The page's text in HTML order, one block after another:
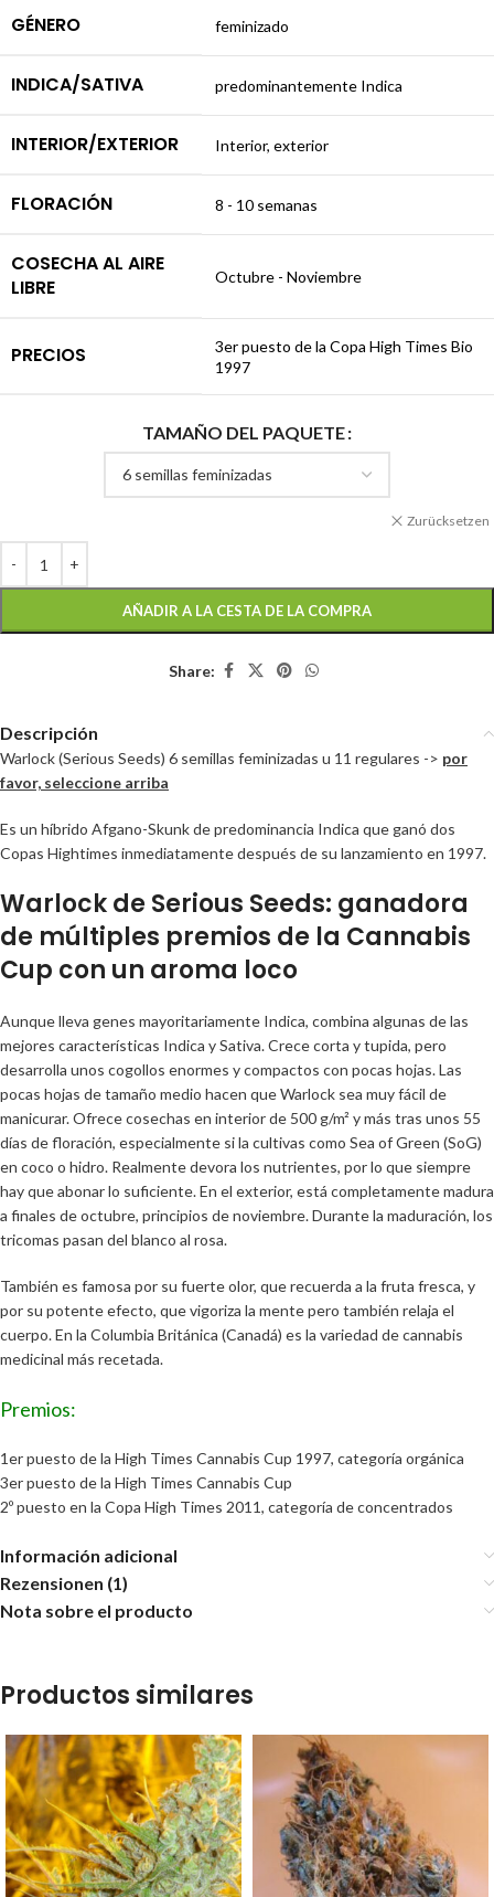
GÉNERO feminizado
INDICA/SATIVA predominantemente Indica
INTERIOR/EXTERIOR Interior, exterior
FLORACIÓN 8 - 10 semanas
COSECHA AL AIRE
LIBRE
Octubre - Noviembre
PRECIOS
3er puesto de la Copa High Times Bio
1997
TAMAÑO DEL PAQUETE
Zurücksetzen
AÑADIR A LA CESTA DE LA COMPRA
Share:
Descripción
Warlock (Serious Seeds) 6 semillas feminizadas u 11 regulares -> por
favor, seleccione arriba
Es un híbrido Afgano-Skunk de predominancia Indica que ganó dos
Copas Hightimes inmediatamente después de su lanzamiento en 1997.
Warlock de Serious Seeds: ganadora
de múltiples premios de la Cannabis
Cup con un aroma loco
Aunque lleva genes mayoritariamente Indica, combina algunas de las
mejores características Indica y Sativa. Crece corta y tupida, pero
desarrolla unos cogollos enormes y compactos con pocas hojas. Las
pocas hojas de tamaño medio hacen que Warlock sea muy fácil de
manicurar. Ofrece cosechas en interior de 500 g/m² y más tras unos 55
días de floración, especialmente si la cultivas como Sea of Green (SoG)
en coco o hidro. Realmente devora los nutrientes, por lo que siempre
hay que abonar lo suficiente. En el exterior, está completamente madura
a finales de octubre, principios de noviembre. Durante la maduración, los
tricomas pasan del blanco al rosa.
También es famosa por su fuerte olor, que recuerda a la fruta fresca, y
por su potente efecto, que vigoriza la mente pero también relaja el
cuerpo. En la Columbia Británica (Canadá) es la variedad de cannabis
medicinal más recetada.
Premios:
1er puesto de la High Times Cannabis Cup 1997, categoría orgánica
3er puesto de la High Times Cannabis Cup
2º puesto en la Copa High Times 2011, categoría de concentrados
Información adicional
Rezensionen (1)
Nota sobre el producto
Productos similares